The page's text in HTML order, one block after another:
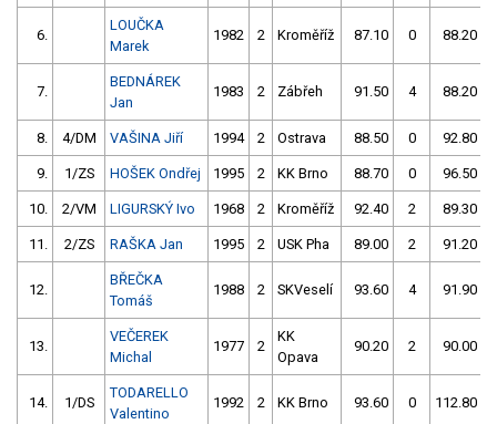
6.
LOUČKA
Marek
1982 2 Kroměříž 87.10 0 88.20
7.
BEDNÁREK
Jan
1983 2 Zábřeh 91.50 4 88.20
8. 4/DM VAŠINA Jiří 1994 2 Ostrava 88.50 0 92.80
9. 1/ZS HOŠEK Ondřej 1995 2 KK Brno 88.70 0 96.50
10. 2/VM LIGURSKÝ Ivo 1968 2 Kroměříž 92.40 2 89.30
11. 2/ZS RAŠKA Jan 1995 2 USK Pha 89.00 2 91.20
12.
BŘEČKA
Tomáš
1988 2 SKVeselí 93.60 4 91.90
13.
VEČEREK
Michal
1977 2
KK
Opava
90.20 2 90.00
14. 1/DS
TODARELLO
Valentino
1992 2 KK Brno 93.60 0 112.80